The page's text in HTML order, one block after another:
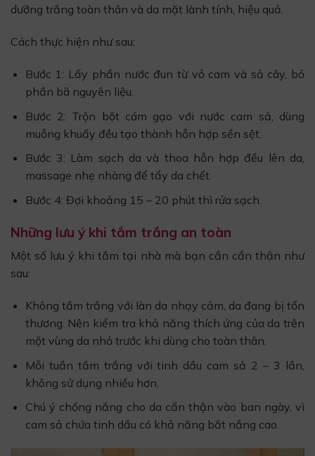
dưỡng trắng toàn thân và da mặt lành tính, hiệu quả.
Cách thực hiện như sau:
Bước 1: Lấy phần nước đun từ vỏ cam và sả cây, bỏ
phần bã nguyên liệu.
Bước 2: Trộn bột cám gạo với nước cam sả, dùng
muỗng khuấy đều tạo thành hỗn hợp sền sệt.
Bước 3: Làm sạch da và thoa hỗn hợp đều lên da,
massage nhẹ nhàng để tẩy da chết.
Bước 4: Đợi khoảng 15 – 20 phút thì rửa sạch.
Những lưu ý khi tắm trắng an toàn
Một số lưu ý khi tắm tại nhà mà bạn cần cẩn thận như
sau:
Không tắm trắng với làn da nhạy cảm, da đang bị tổn
thương. Nên kiểm tra khả năng thích ứng của da trên
một vùng da nhỏ trước khi dùng cho toàn thân.
Mỗi tuần tắm trắng với tinh dầu cam sả 2 – 3 lần,
không sử dụng nhiều hơn.
Chú ý chống nắng cho da cẩn thận vào ban ngày, vì
cam sả chứa tinh dầu có khả năng bắt nắng cao.